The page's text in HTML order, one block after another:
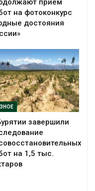
приём
на фотоконкурс
достояния
завершили
на 1,5 тыс.